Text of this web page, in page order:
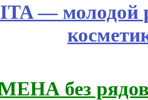
— молодой
без